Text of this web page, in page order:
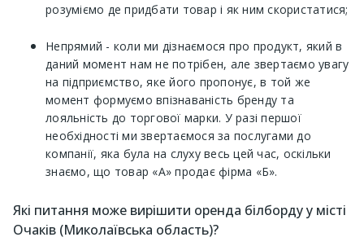
розуміємо де придбати товар і як ним скористатися;
Непрямий - коли ми дізнаємося про продукт, який в
даний момент нам не потрібен, але звертаємо увагу
на підприємство, яке його пропонує, в той же
момент формуємо впізнаваність бренду та
лояльність до торгової марки. У разі першої
необхідності ми звертаємося за послугами до
компанії, яка була на слуху весь цей час, оскільки
знаємо, що товар «А» продає фірма «Б».
Які питання може вирішити оренда білборду у місті
Очаків (Миколаївська область)?